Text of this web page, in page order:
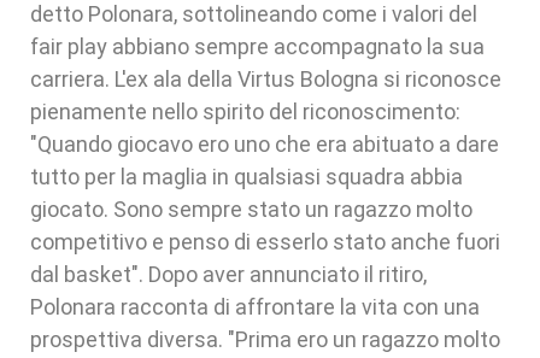
detto Polonara, sottolineando come i valori del
fair play abbiano sempre accompagnato la sua
carriera. L'ex ala della Virtus Bologna si riconosce
pienamente nello spirito del riconoscimento:
"Quando giocavo ero uno che era abituato a dare
tutto per la maglia in qualsiasi squadra abbia
giocato. Sono sempre stato un ragazzo molto
competitivo e penso di esserlo stato anche fuori
dal basket". Dopo aver annunciato il ritiro,
Polonara racconta di affrontare la vita con una
prospettiva diversa. "Prima ero un ragazzo molto